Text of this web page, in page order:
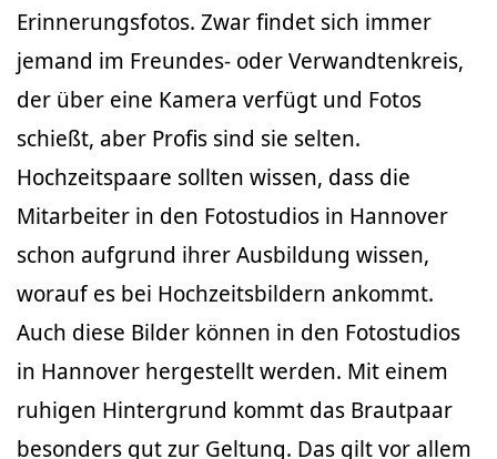
Erinnerungsfotos. Zwar findet sich immer
jemand im Freundes- oder Verwandtenkreis,
der über eine Kamera verfügt und Fotos
schießt, aber Profis sind sie selten.
Hochzeitspaare sollten wissen, dass die
Mitarbeiter in den Fotostudios in Hannover
schon aufgrund ihrer Ausbildung wissen,
worauf es bei Hochzeitsbildern ankommt.
Auch diese Bilder können in den Fotostudios
in Hannover hergestellt werden. Mit einem
ruhigen Hintergrund kommt das Brautpaar
besonders gut zur Geltung. Das gilt vor allem